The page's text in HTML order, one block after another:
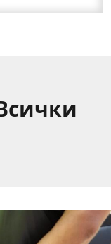
старата круша